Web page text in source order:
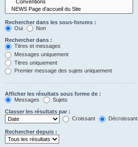
Rechercher dans les sous-forums :
Oui
Non
Rechercher dans :
Titres et messages
Messages uniquement
Titres uniquement
Premier message des sujets uniquement
Afficher les résultats sous forme de :
Messages
Sujets
Classer les résultats par :
Croissant
Décroissant
Rechercher depuis :